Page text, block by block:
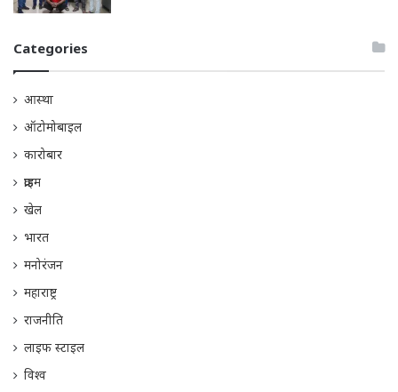
Categories
आस्था
ऑटोमोबाइल
कारोबार
क्राइम
खेल
भारत
मनोरंजन
महाराष्ट्र
राजनीति
लाइफ स्टाइल
विश्व